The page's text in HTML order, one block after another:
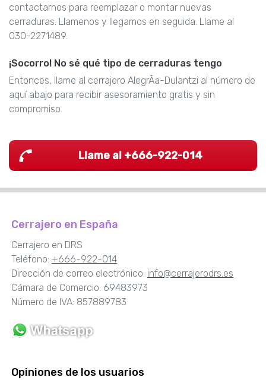
contactarnos para reemplazar o montar nuevas
cerraduras. Llamenos y llegamos en seguida. Llame al
030-2271489.
¡Socorro! No sé qué tipo de cerraduras tengo
Entonces, llame al cerrajero AlegrÃ­a-Dulantzi al número de
aquí abajo para recibir asesoramiento gratis y sin
compromiso.
Llame al +666-922-014
Cerrajero en España
Cerrajero en DRS
Teléfono: +666-922-014
Dirección de correo electrónico: info@cerrajerodrs.es
Cámara de Comercio: 69483973
Número de IVA: 857889783
Opiniones de los usuarios